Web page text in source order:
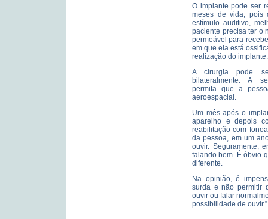
O implante pode ser
meses de vida, pois
estímulo auditivo,
paciente precisa ter o
permeável para
em que ela está
realização do implante.
A cirurgia pode
bilateralmente. A
permita que a
aeroespacial.
Um mês após o
aparelho e depois
reabilitação com
da pessoa, em um
ouvir. Seguramente,
falando bem. É óbvio
diferente.
Na opinião, é
surda e não permitir
ouvir ou falar
possibilidade de ouvir.”